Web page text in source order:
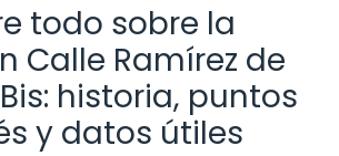
todo sobre la
Calle Ramírez de
historia, puntos
y datos útiles